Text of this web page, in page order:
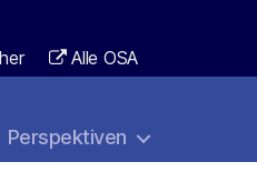
Alle OSA
Perspektiven